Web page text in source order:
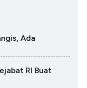
Ada
RI Buat